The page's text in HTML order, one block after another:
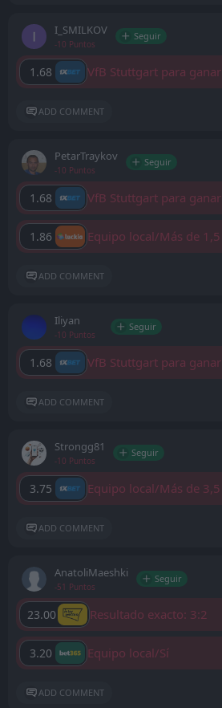
I_SMILKOV
-10 Puntos
Seguir
1.68 VfB Stuttgart para ganar
ADD COMMENT
PetarTraykov
-10 Puntos
Seguir
1.68 VfB Stuttgart para ganar
1.86 Equipo local/Más de 1,5
ADD COMMENT
Iliyan
-10 Puntos
Seguir
1.68 VfB Stuttgart para ganar
ADD COMMENT
Strongg81
-10 Puntos
Seguir
3.75 Equipo local/Más de 3,5
ADD COMMENT
AnatoliMaeshki
-51 Puntos
Seguir
23.00 Resultado exacto: 3:2
3.20 Equipo local/Sí
ADD COMMENT